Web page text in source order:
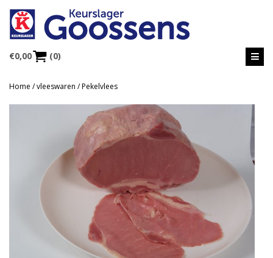
€0,00 (0)
Home /vleeswaren / Pekelvlees